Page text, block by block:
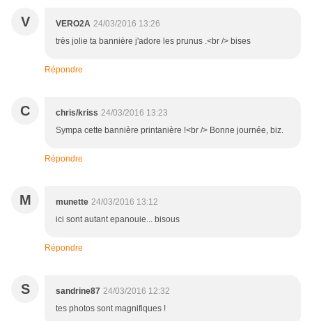
V VERO2A 24/03/2016 13:26
très jolie ta bannière j'adore les prunus .<br /> bises
Répondre
C chris/kriss 24/03/2016 13:23
Sympa cette bannière printanière !<br /> Bonne journée, biz.
Répondre
M munette 24/03/2016 13:12
ici sont autant epanouie... bisous
Répondre
S sandrine87 24/03/2016 12:32
tes photos sont magnifiques !